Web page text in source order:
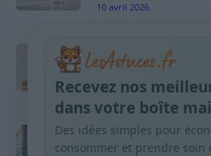
10 avril 2026
Taches pigmentaires
habitudes qui aident
9 avril 2026
Produits ménagers :
courses sans acheter
Recevez nos
dans votre boîte
Des idées simples pour
consommer et prendre soin